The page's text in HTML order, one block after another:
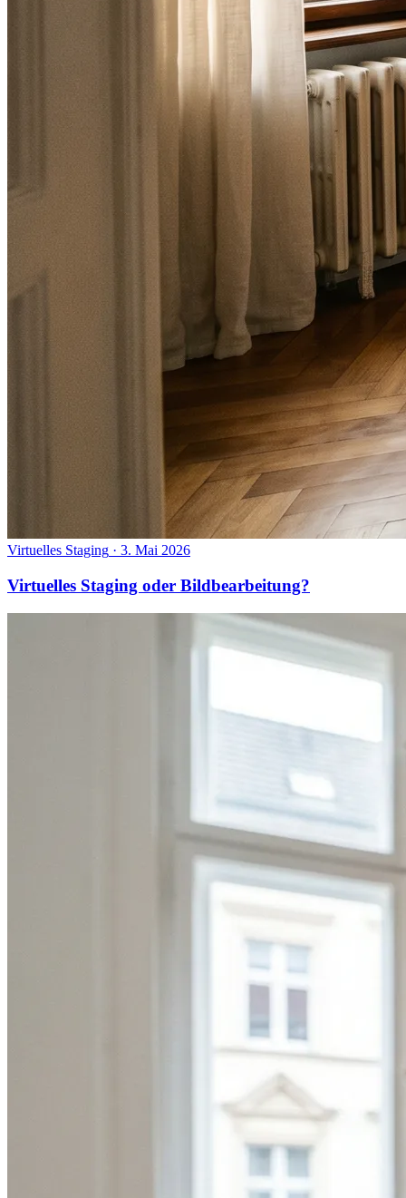
Virtuelles Staging · 3. Mai 2026
Virtuelles Staging oder Bildbearbeitung?